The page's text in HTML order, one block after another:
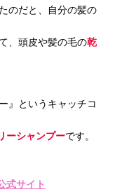
のだと、自分の髪の
、頭皮や髪の毛の乾
』というキャッチコ
ーシャンプーです。
式サイト